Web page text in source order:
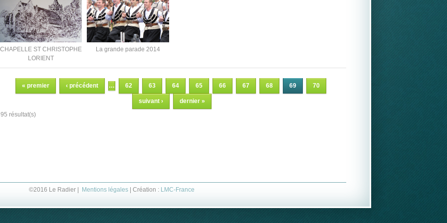
CHAPELLE ST CHRISTOPHE
LORIENT
La grande parade 2014
« premier ‹ précédent … 62 63 64 65 66 67 68 69 70
suivant ›
dernier »
résultat(s)
©2016 Le Radier | Mentions légales | Création : LMC-France